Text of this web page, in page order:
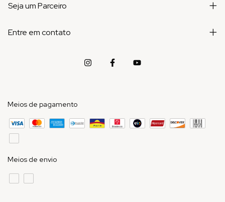
Seja um Parceiro
Entre em contato
Meios de pagamento
Meios de envio